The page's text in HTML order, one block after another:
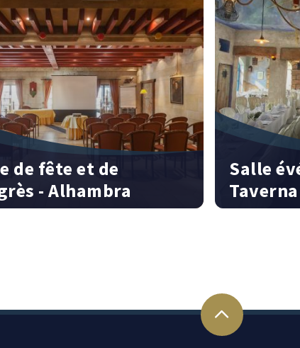
de fête et de
- Alhambra
Salle